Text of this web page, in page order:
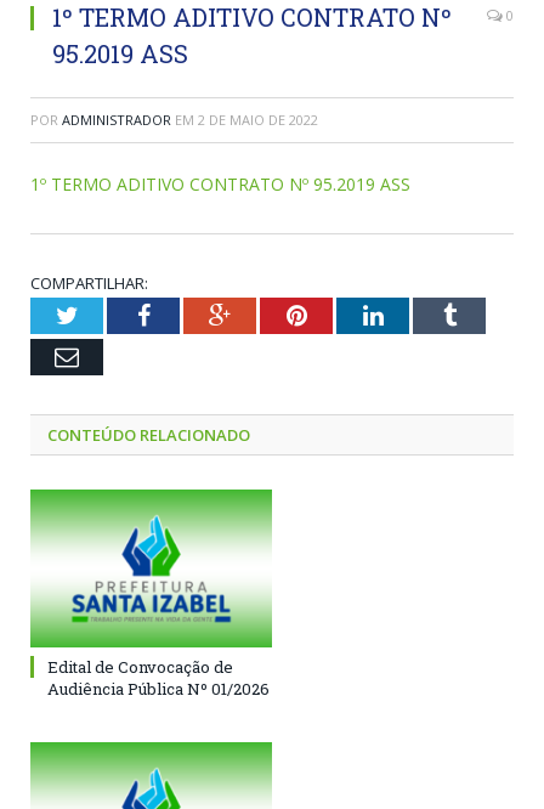
1º TERMO ADITIVO CONTRATO Nº
95.2019 ASS
0
POR ADMINISTRADOR EM 2 DE MAIO DE 2022
1º TERMO ADITIVO CONTRATO Nº 95.2019 ASS
COMPARTILHAR:
TwitterFacebookGoogle+PinterestLinkedInTumblr
Email
CONTEÚDO RELACIONADO
Edital de Convocação de
Audiência Pública Nº 01/2026